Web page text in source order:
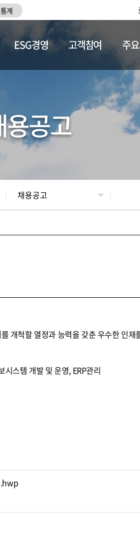
계
채용정보
ESG경영 고객참여 주
공고
채용공고
개척할 열정과 능력을 갖춘 우수한 인재
스템 개발 및 운영, ERP관리
.hwp